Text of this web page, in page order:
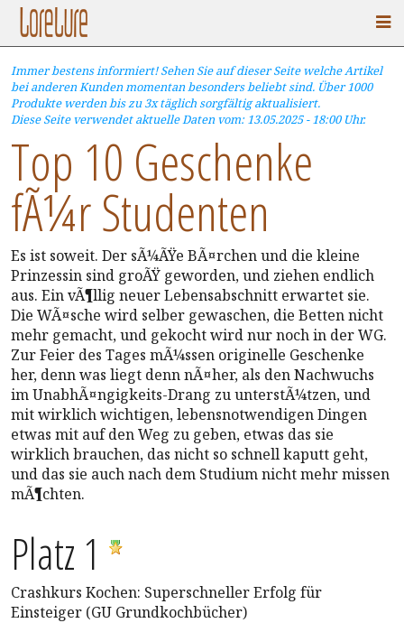
Immer bestens informiert! Sehen Sie auf dieser Seite welche Artikel
bei anderen Kunden momentan besonders beliebt sind. Über 1000
Produkte werden bis zu 3x täglich sorgfältig aktualisiert.
Diese Seite verwendet aktuelle Daten vom: 13.05.2025 - 18:00 Uhr.
Top 10 Geschenke
fÃ¼r Studenten
Es ist soweit. Der sÃ¼ÃŸe BÃ¤rchen und die kleine
Prinzessin sind groÃŸ geworden, und ziehen endlich
aus. Ein vÃ¶llig neuer Lebensabschnitt erwartet sie.
Die WÃ¤sche wird selber gewaschen, die Betten nicht
mehr gemacht, und gekocht wird nur noch in der WG.
Zur Feier des Tages mÃ¼ssen originelle Geschenke
her, denn was liegt denn nÃ¤her, als den Nachwuchs
im UnabhÃ¤ngigkeits-Drang zu unterstÃ¼tzen, und
mit wirklich wichtigen, lebensnotwendigen Dingen
etwas mit auf den Weg zu geben, etwas das sie
wirklich brauchen, das nicht so schnell kaputt geht,
und das sie auch nach dem Studium nicht mehr missen
mÃ¶chten.
Platz 1
Crashkurs Kochen: Superschneller Erfolg für
Einsteiger (GU Grundkochbücher)